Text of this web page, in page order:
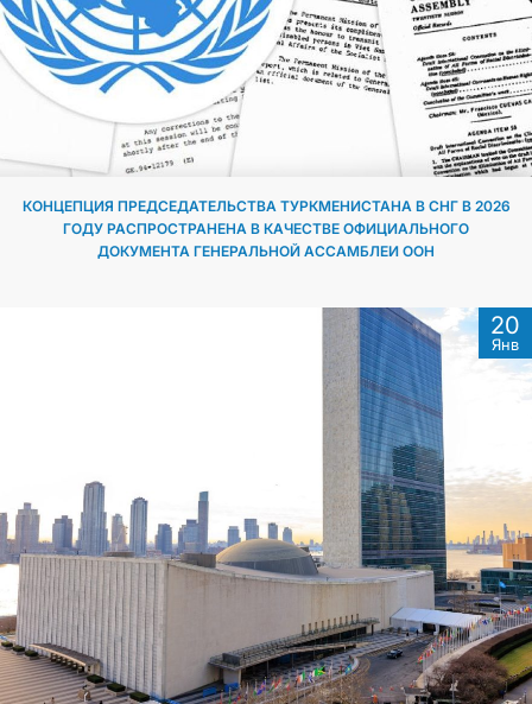
КОНЦЕПЦИЯ ПРЕДСЕДАТЕЛЬСТВА ТУРКМЕНИСТАНА В СНГ В 2026
ГОДУ РАСПРОСТРАНЕНА В КАЧЕСТВЕ ОФИЦИАЛЬНОГО
ДОКУМЕНТА ГЕНЕРАЛЬНОЙ АССАМБЛЕИ ООН
20
Янв